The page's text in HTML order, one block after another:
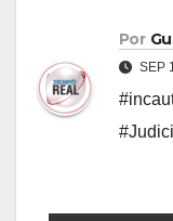
Por
SEP